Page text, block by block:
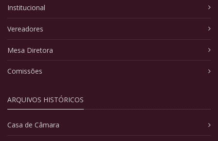
Institucional
Vereadores
Mesa Diretora
Comissões
ARQUIVOS HISTÓRICOS
Casa de Câmara